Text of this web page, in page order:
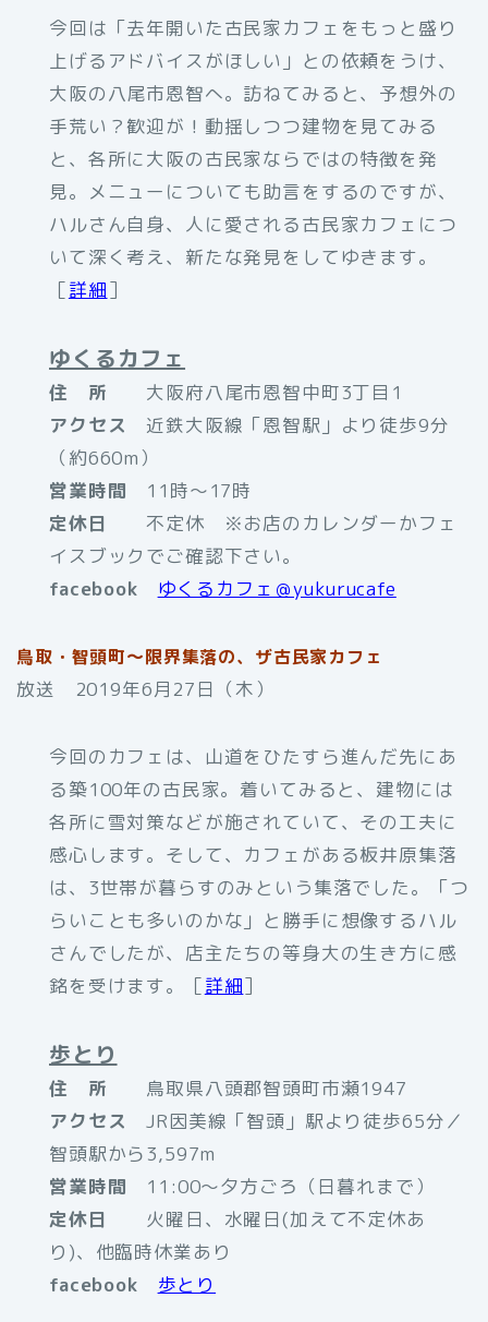
今回は「去年開いた古民家カフェをもっと盛り
上げるアドバイスがほしい」との依頼をうけ、
大阪の八尾市恩智へ。訪ねてみると、予想外の
手荒い？歓迎が！動揺しつつ建物を見てみる
と、各所に大阪の古民家ならではの特徴を発
見。メニューについても助言をするのですが、
ハルさん自身、人に愛される古民家カフェにつ
いて深く考え、新たな発見をしてゆきます。
［詳細］
ゆくるカフェ
住 所 大阪府八尾市恩智中町3丁目1
アクセス
近鉄大阪線「恩智駅」より徒歩9分
（約660m）
営業時間 11時～17時
定休日
不定休 ※お店のカレンダーかフェ
イスブックでご確認下さい。
facebook
ゆくるカフェ＠yukurucafe
鳥取・智頭町～限界集落の、ザ古民家カフェ
放送 2019年6月27日（木）
今回のカフェは、山道をひたすら進んだ先にあ
る築100年の古民家。着いてみると、建物には
各所に雪対策などが施されていて、その工夫に
感心します。そして、カフェがある板井原集落
は、3世帯が暮らすのみという集落でした。「つ
らいことも多いのかな」と勝手に想像するハル
さんでしたが、店主たちの等身大の生き方に感
銘を受けます。［詳細］
歩とり
住 所 鳥取県八頭郡智頭町市瀬1947
アクセス
JR因美線「智頭」駅より徒歩65分／
智頭駅から3,597m
営業時間 11:00～夕方ごろ（日暮れまで）
定休日
火曜日、水曜日(加えて不定休あ
り)、他臨時休業あり
facebook
歩とり